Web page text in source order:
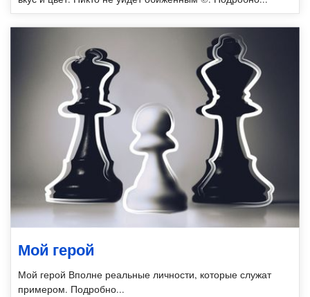
Мой герой
Мой герой Вполне реальные личности, которые служат
примером. Подробно...